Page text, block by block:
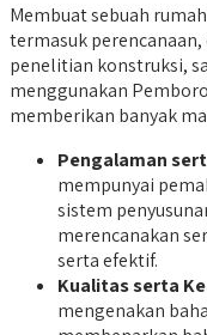
Membuat sebuah
termasuk
penelitian konstruksi,
menggunakan
memberikan banyak
Pengalaman
mempunyai
sistem
merencanakan
serta efektif.
Kualitas serta
mengenakan